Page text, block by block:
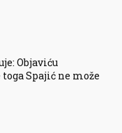
Objaviću
Spajić ne može